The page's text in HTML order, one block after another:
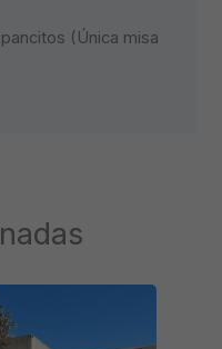
(Única misa